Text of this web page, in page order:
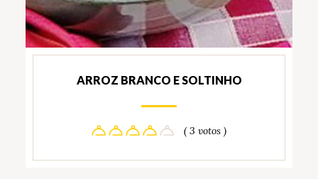
ARROZ BRANCO E SOLTINHO
( 3 votos )